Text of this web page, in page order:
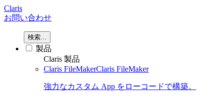
Claris
お問い合わせ
検索...
製品
Claris 製品
Claris FileMakerClaris FileMaker
強力なカスタム App をローコードで構築。